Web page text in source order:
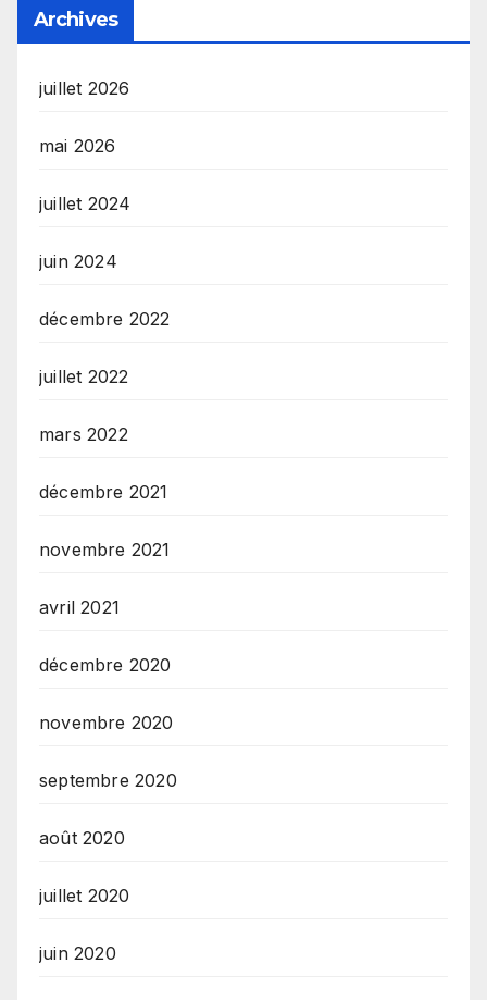
Archives
juillet 2026
mai 2026
juillet 2024
juin 2024
décembre 2022
juillet 2022
mars 2022
décembre 2021
novembre 2021
avril 2021
décembre 2020
novembre 2020
septembre 2020
août 2020
juillet 2020
juin 2020